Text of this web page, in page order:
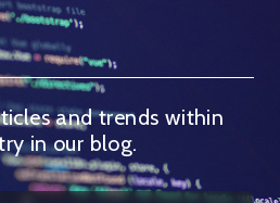
and trends within
in our blog.